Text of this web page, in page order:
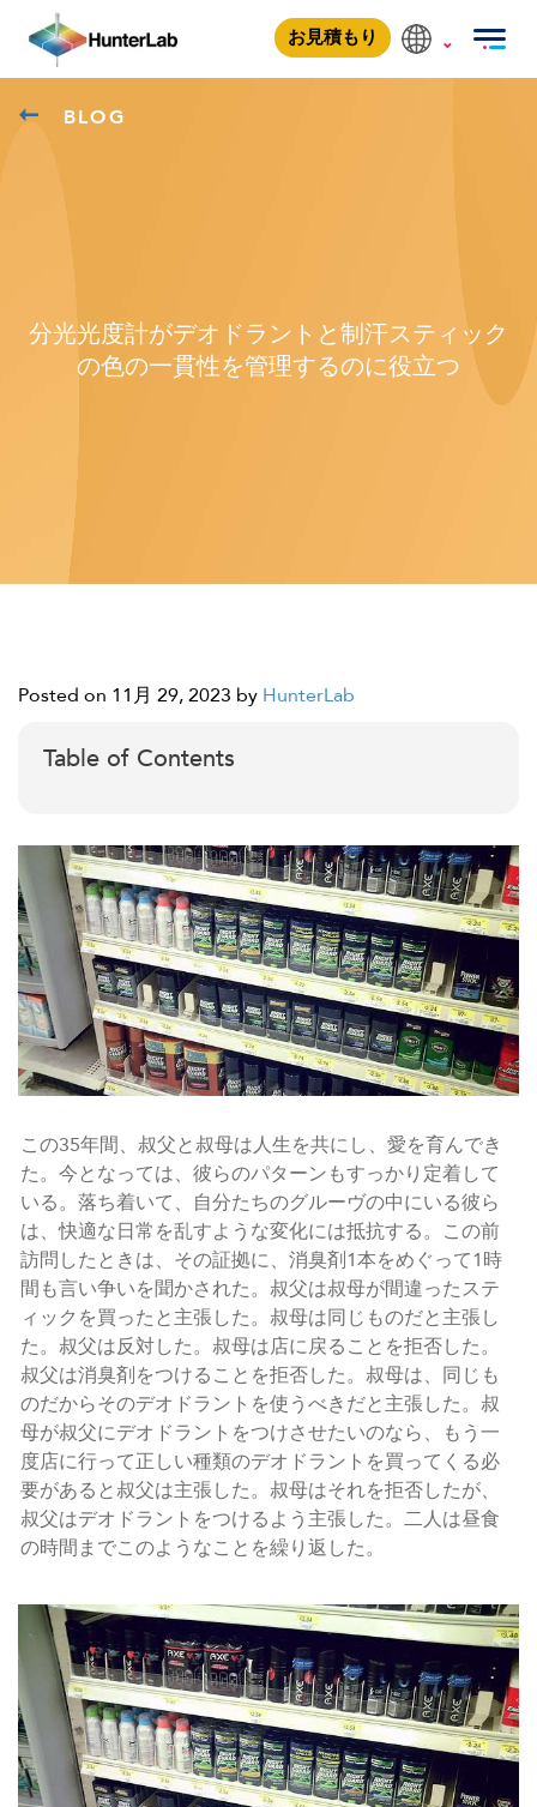
お見積もり
BLOG
分光光度計がデオドラントと制汗スティック
の色の一貫性を管理するのに役立つ
Posted on 11月 29, 2023 by HunterLab
Table of Contents
この35年間、叔父と叔母は人生を共にし、愛を育んでき
た。今となっては、彼らのパターンもすっかり定着して
いる。落ち着いて、自分たちのグルーヴの中にいる彼ら
は、快適な日常を乱すような変化には抵抗する。この前
訪問したときは、その証拠に、消臭剤1本をめぐって1時
間も言い争いを聞かされた。叔父は叔母が間違ったステ
ィックを買ったと主張した。叔母は同じものだと主張し
た。叔父は反対した。叔母は店に戻ることを拒否した。
叔父は消臭剤をつけることを拒否した。叔母は、同じも
のだからそのデオドラントを使うべきだと主張した。叔
母が叔父にデオドラントをつけさせたいのなら、もう一
度店に行って正しい種類のデオドラントを買ってくる必
要があると叔父は主張した。叔母はそれを拒否したが、
叔父はデオドラントをつけるよう主張した。二人は昼食
の時間までこのようなことを繰り返した。